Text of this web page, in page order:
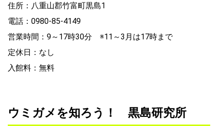
住所：八重山郡竹富町黒島1
電話：0980-85-4149
営業時間：9～17時30分 ※11～3月は17時まで
定休日：なし
入館料：無料
ウミガメを知ろう！ 黒島研究所